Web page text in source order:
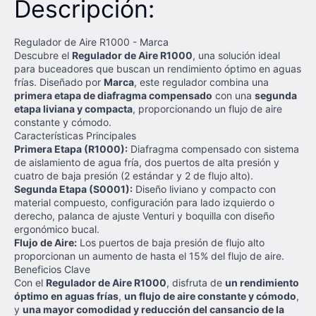
Descripción:
Regulador de Aire R1000 - Marca
Descubre el Regulador de Aire R1000, una solución ideal
para buceadores que buscan un rendimiento óptimo en aguas
frías. Diseñado por Marca, este regulador combina una
primera etapa de diafragma compensado con una segunda
etapa liviana y compacta, proporcionando un flujo de aire
constante y cómodo.
Características Principales
Primera Etapa (R1000): Diafragma compensado con sistema
de aislamiento de agua fría, dos puertos de alta presión y
cuatro de baja presión (2 estándar y 2 de flujo alto).
Segunda Etapa (S0001): Diseño liviano y compacto con
material compuesto, configuración para lado izquierdo o
derecho, palanca de ajuste Venturi y boquilla con diseño
ergonómico bucal.
Flujo de Aire: Los puertos de baja presión de flujo alto
proporcionan un aumento de hasta el 15% del flujo de aire.
Beneficios Clave
Con el Regulador de Aire R1000, disfruta de un rendimiento
óptimo en aguas frías, un flujo de aire constante y cómodo,
y una mayor comodidad y reducción del cansancio de la